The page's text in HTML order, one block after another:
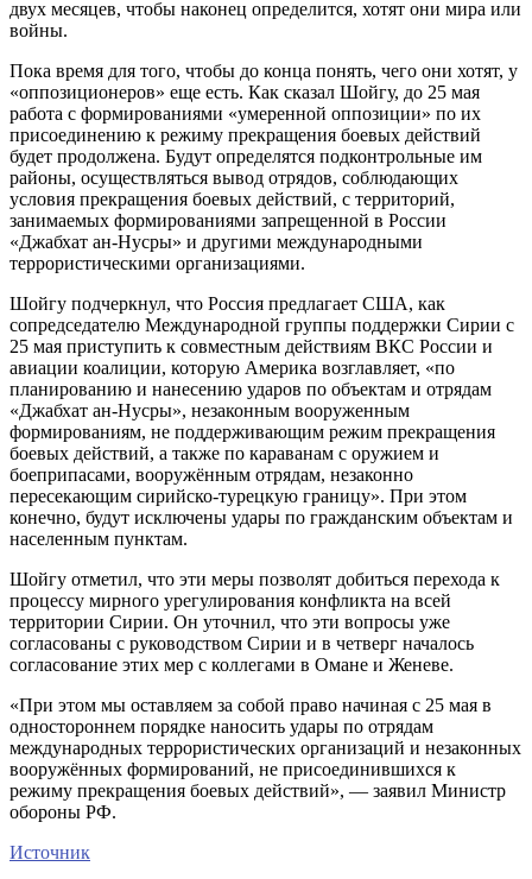
двух месяцев, чтобы наконец определится, хотят они мира или
войны.
Пока время для того, чтобы до конца понять, чего они хотят, у
«оппозиционеров» еще есть. Как сказал Шойгу, до 25 мая
работа с формированиями «умеренной оппозиции» по их
присоединению к режиму прекращения боевых действий
будет продолжена. Будут определятся подконтрольные им
районы, осуществляться вывод отрядов, соблюдающих
условия прекращения боевых действий, с территорий,
занимаемых формированиями запрещенной в России
«Джабхат ан-Нусры» и другими международными
террористическими организациями.
Шойгу подчеркнул, что Россия предлагает США, как
сопредседателю Международной группы поддержки Сирии с
25 мая приступить к совместным действиям ВКС России и
авиации коалиции, которую Америка возглавляет, «по
планированию и нанесению ударов по объектам и отрядам
«Джабхат ан-Нусры», незаконным вооруженным
формированиям, не поддерживающим режим прекращения
боевых действий, а также по караванам с оружием и
боеприпасами, вооружённым отрядам, незаконно
пересекающим сирийско-турецкую границу». При этом
конечно, будут исключены удары по гражданским объектам и
населенным пунктам.
Шойгу отметил, что эти меры позволят добиться перехода к
процессу мирного урегулирования конфликта на всей
территории Сирии. Он уточнил, что эти вопросы уже
согласованы с руководством Сирии и в четверг началось
согласование этих мер с коллегами в Омане и Женеве.
«При этом мы оставляем за собой право начиная с 25 мая в
одностороннем порядке наносить удары по отрядам
международных террористических организаций и незаконных
вооружённых формирований, не присоединившихся к
режиму прекращения боевых действий», — заявил Министр
обороны РФ.
Источник